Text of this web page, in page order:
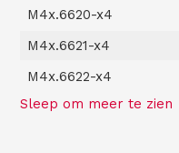
M4x.6620-x4
M4x.6621-x4
M4x.6622-x4